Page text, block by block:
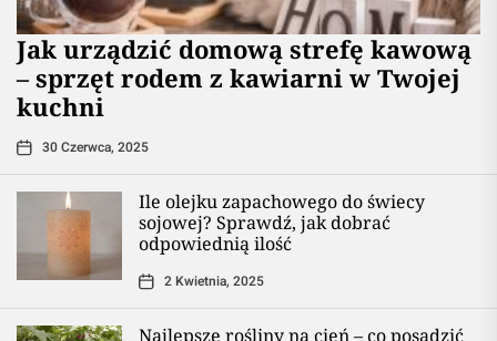
​Jak urządzić domową strefę kawową
– sprzęt rodem z kawiarni w Twojej
kuchni
30 Czerwca, 2025
Ile olejku zapachowego do świecy
sojowej? Sprawdź, jak dobrać
odpowiednią ilość
2 Kwietnia, 2025
Najlepsze rośliny na cień – co posadzić